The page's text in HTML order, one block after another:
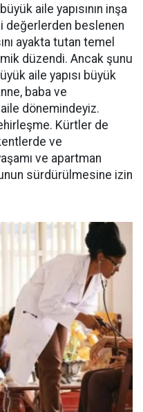
aile yapısının inşa
değerlerden beslenen
ayakta tutan temel
düzendi. Ancak şunu
aile yapısı büyük
baba ve
dönemindeyiz.
Kürtler de
ve
ve apartman
sürdürülmesine izin